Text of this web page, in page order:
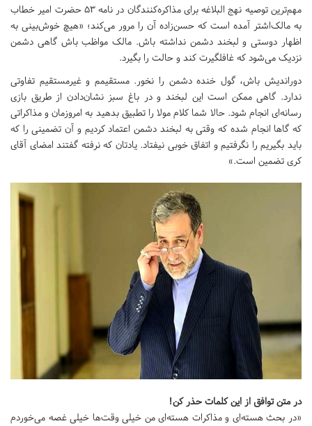
مهم‌ترین توصیه نهج البلاغه برای مذاکره‌کنندگان در نامه 53 حضرت امیر خطاب
به مالک‌اشتر آمده است که حسن‌زاده آن را مرور می‌کند؛ «هیچ خوش‌بینی به
اظهار دوستی و لبخند دشمن نداشته باش. مالک مواظب باش گاهی دشمن
نزدیک می‌شود که غافلگیرت کند و حالت را بگیرد.
دوراندیش باش، گول خنده دشمن را نخور. مستقیمم و غیرمستقیم تفاوتی
ندارد. گاهی ممکن است این لبخند و در باغ سبز نشان‌دادن از طریق بازی
رسانه‌ای انجام شود. حالا شما کلام مولا را تطبیق بدهید به امروزمان و مذاکراتی
که گاها انجام شده که وقتی به لبخند دشمن اعتماد کردیم و آن تضمینی را که
باید بگیریم را نگرفتیم و اتفاق خوبی نیفتاد. یادتان که نرفته گفتند امضای آقای
کری تضمین است.»
در متن توافق از این کلمات حذر کن!
«در بحث هسته‌ای و مذاکرات هسته‌ای من خیلی وقت‌ها خیلی غصه می‌خوردم